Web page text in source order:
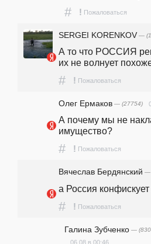
# ! Пожаловаться
SERGEI KORENKOV —
А то что РОССИЯ
их не волнует
# ! Пожаловаться
Олег Ермаков — (27754)
А почему мы не
имущество?
# ! Пожаловаться
Вячеслав Бердянский —
а Россия
# ! Пожаловаться
Галина Зубченко —
06.08 в 00:46